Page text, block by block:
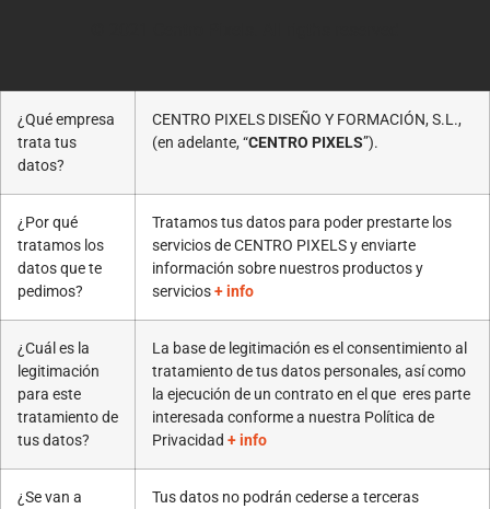
¿Qué empresa
trata tus
datos?
CENTRO PIXELS DISEÑO Y FORMACIÓN, S.L.,
(en adelante, “CENTRO PIXELS”).
¿Por qué
tratamos los
datos que te
pedimos?
Tratamos tus datos para poder prestarte los
servicios de CENTRO PIXELS y enviarte
información sobre nuestros productos y
servicios+ info
¿Cuál es la
legitimación
para este
tratamiento de
tus datos?
La base de legitimación es el consentimiento al
tratamiento de tus datos personales, así como
la ejecución de un contrato en el que eres parte
interesada conforme a nuestra Política de
Privacidad + info
¿Se van a
Tus datos no podrán cederse a terceras